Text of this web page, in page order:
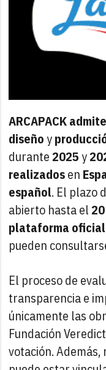
ARCAPACKadmite
diseñoy
durante2025y
realizadosen
español. El plazo
abierto hasta el20
plataforma oficial
pueden
El proceso de
transparencia e
únicamente las
Fundación
votación.